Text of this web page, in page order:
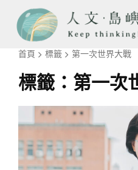
首頁 標籤 第一次世界大戰
標籤： 第一次